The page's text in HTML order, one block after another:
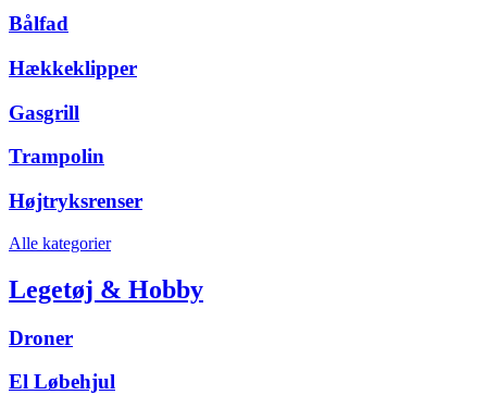
Bålfad
Hækkeklipper
Gasgrill
Trampolin
Højtryksrenser
Alle kategorier
Legetøj & Hobby
Droner
El Løbehjul